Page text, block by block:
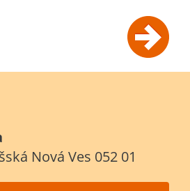
Nová Ves 052 01